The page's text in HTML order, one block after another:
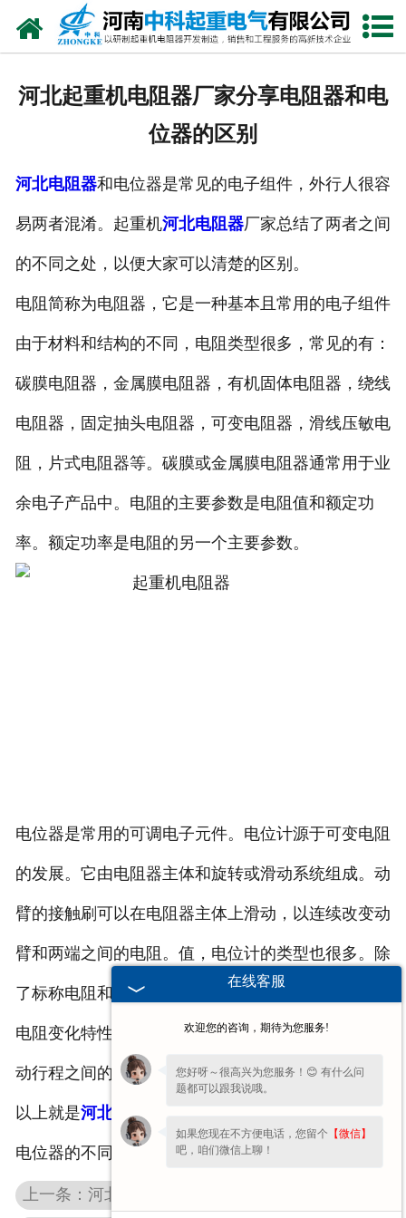
网站首页
公司风采
联系我们
河北起重机电阻器厂家分享电阻器和电
位器的区别
河北电阻器和电位器是常见的电子组件，外行人很容
易两者混淆。起重机河北电阻器厂家总结了两者之间
的不同之处，以便大家可以清楚的区别。
电阻简称为电阻器，它是一种基本且常用的电子组件
由于材料和结构的不同，电阻类型很多，常见的有：
碳膜电阻器，金属膜电阻器，有机固体电阻器，绕线
电阻器，固定抽头电阻器，可变电阻器，滑线压敏电
阻，片式电阻器等。碳膜或金属膜电阻器通常用于业
余电子产品中。电阻的主要参数是电阻值和额定功
率。额定功率是电阻的另一个主要参数。
电位器是常用的可调电子元件。电位计源于可变电阻
的发展。它由电阻器主体和旋转或滑动系统组成。动
臂的接触刷可以在电阻器主体上滑动，以连续改变动
臂和两端之间的电阻。值，电位计的类型也很多。除
了标称电阻和额定功率外，电位计的主要参数还具有
电阻变化特性，它是指阻力值与动臂的旋转角度或滑
动行程之间的关系。
以上就是河北起重机电阻器
电位器的不同之处，希望能够帮助到您！
上一条：河北铝壳电阻的几种电阻形式的介绍
在线客服
欢迎您的咨询，期待为您服务!
您好呀～很高兴为您服务！😊 有什么问
题都可以跟我说哦。
如果您现在不方便电话，您留个 【微信】
吧，咱们微信上聊！